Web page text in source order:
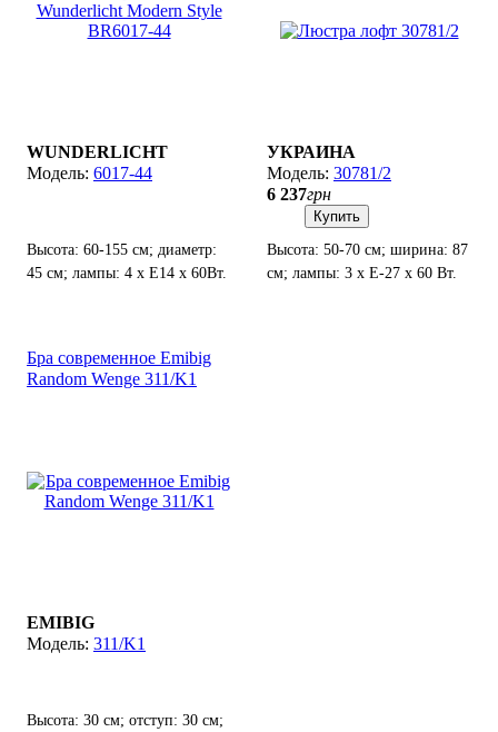
WUNDERLICHT
6017-44
Высота: 60-155 см; диаметр:
45 см; лампы: 4 х Е14 х 60Вт.
УКРАИНА
30781/2
6 237грн
Купить
Высота: 50-70 см; ширина: 87
см; лампы: 3 х Е-27 х 60 Вт.
Бра современное Emibig
Random Wenge 311/K1
EMIBIG
311/K1
Высота: 30 см; отступ: 30 см;